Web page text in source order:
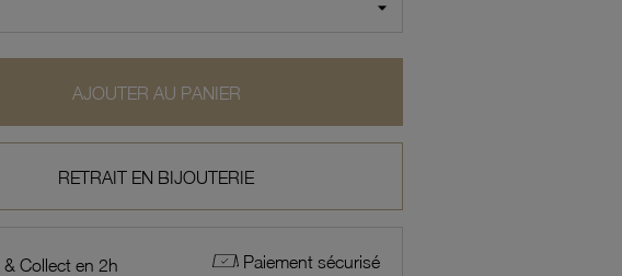
AJOUTER AU PANIER
RETRAIT EN BIJOUTERIE
& Collect en 2h Paiement sécurisé